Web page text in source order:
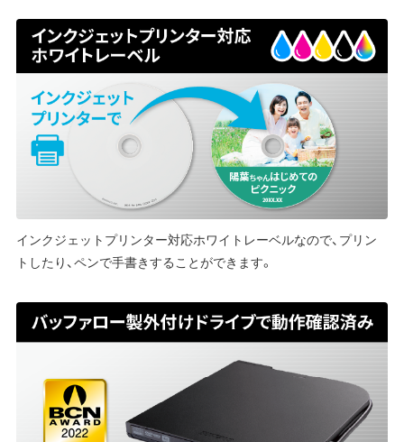
インクジェットプリンター対応ホワイトレーベルなので、プリン
トしたり、ペンで手書きすることができます。